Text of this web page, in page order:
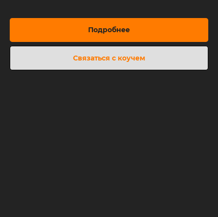
Подробнее
Связаться с коучем